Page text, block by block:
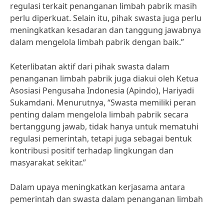
regulasi terkait penanganan limbah pabrik masih
perlu diperkuat. Selain itu, pihak swasta juga perlu
meningkatkan kesadaran dan tanggung jawabnya
dalam mengelola limbah pabrik dengan baik.”
Keterlibatan aktif dari pihak swasta dalam
penanganan limbah pabrik juga diakui oleh Ketua
Asosiasi Pengusaha Indonesia (Apindo), Hariyadi
Sukamdani. Menurutnya, “Swasta memiliki peran
penting dalam mengelola limbah pabrik secara
bertanggung jawab, tidak hanya untuk mematuhi
regulasi pemerintah, tetapi juga sebagai bentuk
kontribusi positif terhadap lingkungan dan
masyarakat sekitar.”
Dalam upaya meningkatkan kerjasama antara
pemerintah dan swasta dalam penanganan limbah